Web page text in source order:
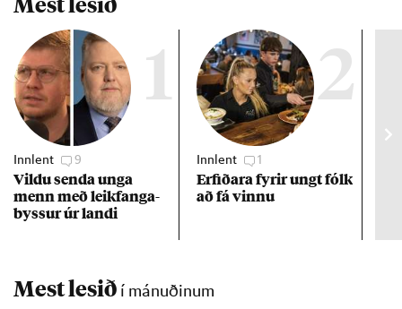
1
Innlent 9
Vildu senda unga
menn með leik­fanga­
byss­ur úr landi
2
Innlent 1
Erf­ið­ara fyr­ir ungt fólk
að fá vinnu
Mest lesið í mánuðinum